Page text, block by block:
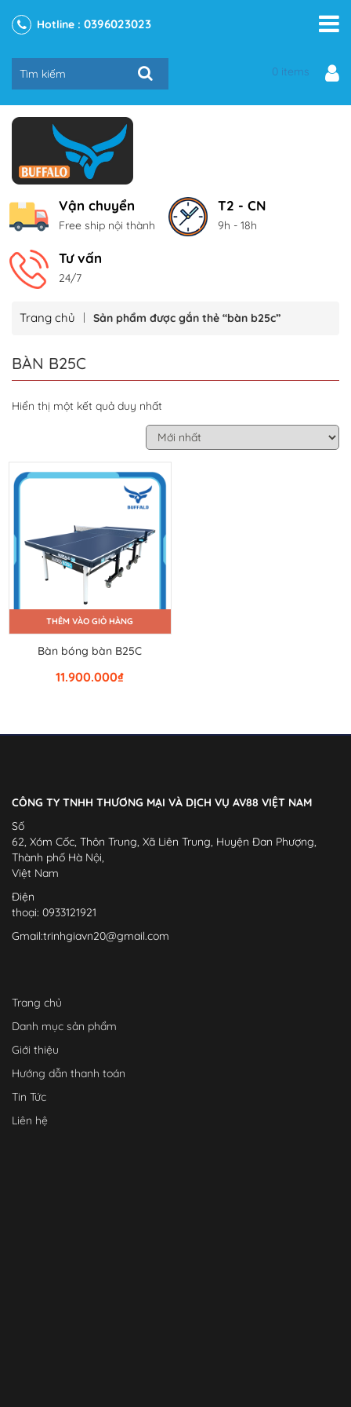
Hotline : 0396023023
0 items
Vận chuyển
Free ship nội thành
T2 - CN
9h - 18h
Tư vấn
24/7
Trang chủ Sản phẩm được gắn thẻ “bàn b25c”
BÀN B25C
Hiển thị một kết quả duy nhất
THÊM VÀO GIỎ HÀNG
Bàn bóng bàn B25C
₫
11.900.000
CÔNG TY TNHH THƯƠNG MẠI VÀ DỊCH VỤ AV88 VIỆT NAM
Số
62, Xóm Cốc, Thôn Trung, Xã Liên Trung, Huyện Đan Phượng,
Thành phố Hà Nội,
Việt Nam
Điện
thoại: 0933121921
Gmail:trinhgiavn20@gmail.com
Trang chủ
Danh mục sản phẩm
Giới thiệu
Hướng dẫn thanh toán
Tin Tức
Liên hệ